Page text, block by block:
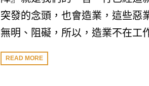
突發的念頭，也會造業，這些惡
無明、阻礙，所以，造業不在工
READ MORE